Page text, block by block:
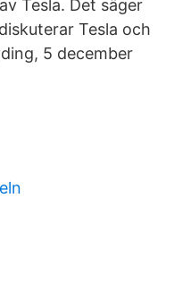
Tesla. Det säger
Tesla och
5 december